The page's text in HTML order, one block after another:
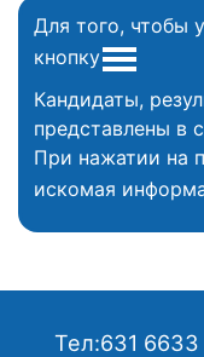
Для того, чтобы
кнопку
Кандидаты,
представлены в
При нажатии на
искомая
Тел:631 6633